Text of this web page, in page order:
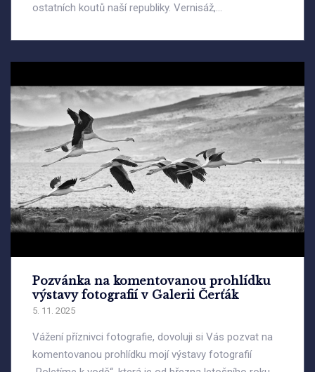
ostatních koutů naší republiky. Vernisáž,...
Pozvánka na komentovanou prohlídku
výstavy fotografií v Galerii Čerťák
5. 11. 2025
Vážení příznivci fotografie, dovoluji si Vás pozvat na
komentovanou prohlídku mojí výstavy fotografií